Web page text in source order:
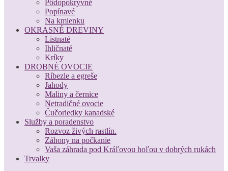
Pôdopokryvné
Popínavé
Na kmienku
OKRASNÉ DREVINY
Listnaté
Ihličnaté
Kríky
DROBNÉ OVOCIE
Ríbezle a egreše
Jahody
Maliny a černice
Netradičné ovocie
Čučoriedky kanadské
Služby a poradenstvo
Rozvoz živých rastlín.
Záhony na počkanie
Vaša záhrada pod Kráľovou hoľou v dobrých rukách
Trvalky